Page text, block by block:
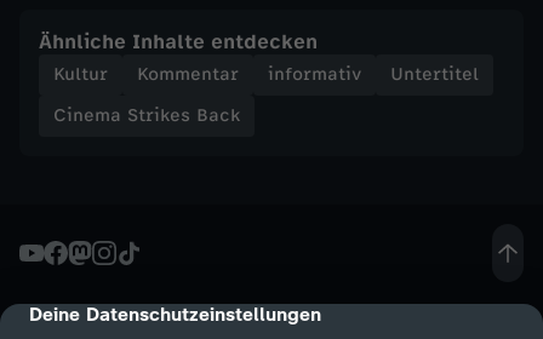
cmp-dialog-description
Deine Datenschutzeinstellungen
B
a
-
H
Ähnliche Inhalte entdecken
Kultur Kommentar informativ
Untertitel
Cinema Strikes Back